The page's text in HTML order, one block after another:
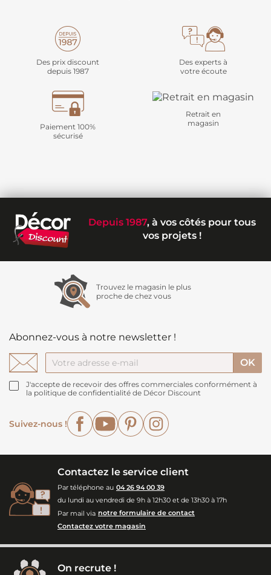
Des prix discount
depuis 1987
Des experts à
votre écoute
Paiement 100%
sécurisé
Retrait en
magasin
Depuis 1987, à vos côtés pour tous
vos projets !
Trouvez le magasin le plus
proche de chez vous
Abonnez-vous à notre newsletter !
J'accepte de recevoir des offres commerciales conformément à
la politique de confidentialité de Décor Discount
Suivez-nous !
FacebookYouTubePinterest
Contactez le service client
Par téléphone au 04 26 94 00 39
du lundi au vendredi de 9h à 12h30 et de 13h30 à 17h
Par mail via notre formulaire de contact
Contactez votre magasin
On recrute !